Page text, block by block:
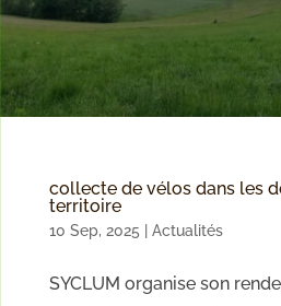
collecte de vélos dans les
territoire
10 Sep, 2025 Actualités
SYCLUM organise son